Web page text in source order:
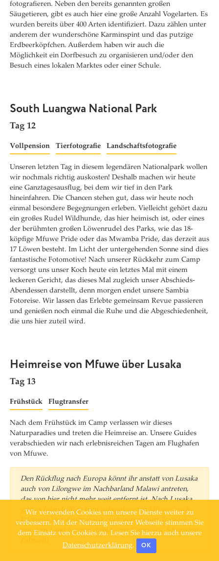
fotografieren. Neben den bereits genannten großen
Säugetieren, gibt es auch hier eine große Anzahl Vogelarten. Es
wurden bereits über 400 Arten identifiziert. Dazu zählen unter
anderem der wunderschöne Karminspint und das putzige
Erdbeerköpfchen. Außerdem haben wir auch die
Möglichkeit ein Dorfbesuch zu organisieren und/oder den
Besuch eines lokalen Marktes oder einer Schule.
South Luangwa National Park
Tag 12
Vollpension Tierfotografie Landschaftsfotografie
Unseren letzten Tag in diesem legendären Nationalpark wollen
wir nochmals richtig auskosten! Deshalb machen wir heute
eine Ganztagesausflug, bei dem wir tief in den Park
hineinfahren. Die Chancen stehen gut, dass wir heute noch
einmal besondere Begegnungen erleben. Vielleicht gehört dazu
ein großes Rudel Wildhunde, das hier heimisch ist, oder eines
der berühmten großen Löwenrudel des Parks, wie das 18-
köpfige Mfuwe Pride oder das Mwamba Pride, das derzeit aus
17 Löwen besteht. Im Licht der untergehenden Sonne sind dies
fantastische Fotomotive! Nach unserer Rückkehr zum Camp
versorgt uns unser Koch heute ein letztes Mal mit einem
leckeren Gericht, das dieses Mal zugleich unser Abschieds-
Abendessen darstellt, denn morgen endet unsere Sambia
Fotoreise. Wir lassen das Erlebte gemeinsam Revue passieren
und genießen noch einmal die Ruhe und die Abgeschiedenheit,
die uns hier zuteil wird.
Heimreise von Mfuwe über Lusaka
Tag 13
Frühstück Flugtransfer
Nach dem Frühstück im Camp verlassen wir dieses
Naturparadies und treten die Heimreise an. Unsere Guides
verabschieden wir nach erlebnisreichen Tagen am Flughafen
von Mfuwe.
Den Rückflug nach Europa könnt ihr anstatt von Lusaka
auch von Lilongwe im Nachbarland Malawi antreten,
das von hier nicht mehr weit entfernt ist. Nach Lusaka
gibt es Inlandsflüge vom nahegelegenen Mfuwe, nach
Lilongwe organisieren wir euch gerne einen Transfer
mit dem Land Cruiser direkt vom Camp. (ca. 5 Stunden
Wir verwenden Cookies um unsere Dienste weiter zu
verbessern. Mit der Nutzung unserer Webseite stimmen Sie
dem Einsatz von Cookies zu. Lesen Sie hierzu auch unsere
Datenschutzerklärung. OK